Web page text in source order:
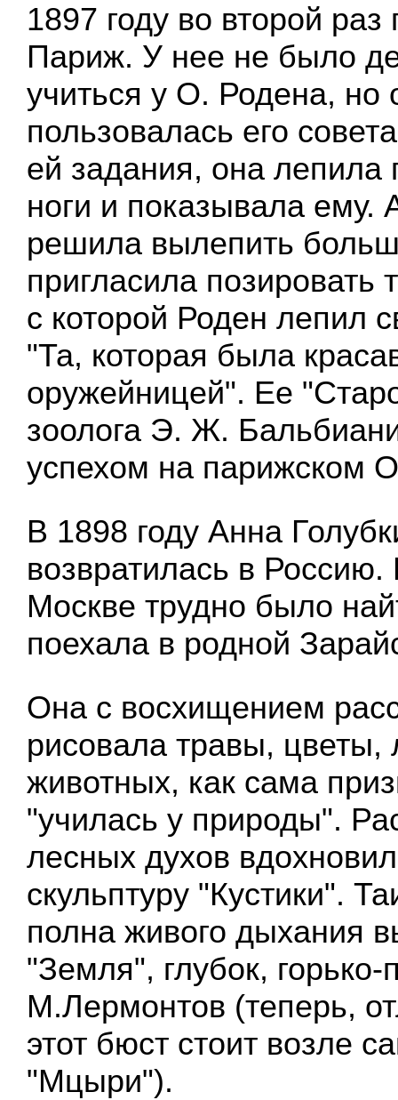
1897 году во второй раз
Париж. У нее не было
учиться у О. Родена, но
пользовалась его
ей задания, она лепила
ноги и показывала ему.
решила вылепить
пригласила позировать
с которой Роден лепил
"Та, которая была
оружейницей". Ее
зоолога Э. Ж.
успехом на парижском
В 1898 году Анна
возвратилась в Россию.
Москве трудно было
поехала в родной
Она с восхищением
рисовала травы, цветы,
животных, как сама
"училась у природы".
лесных духов
скульптуру "Кустики".
полна живого дыхания
"Земля", глубок, горько-
М.Лермонтов (теперь,
этот бюст стоит возле
"Мцыри").